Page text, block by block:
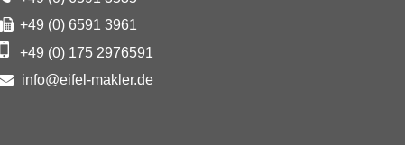
+49 (0) 6591 3961
+49 (0) 175 2976591
info@eifel-makler.de